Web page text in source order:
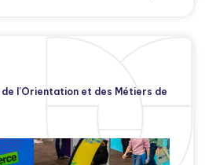
l’Orientation et des Métiers de